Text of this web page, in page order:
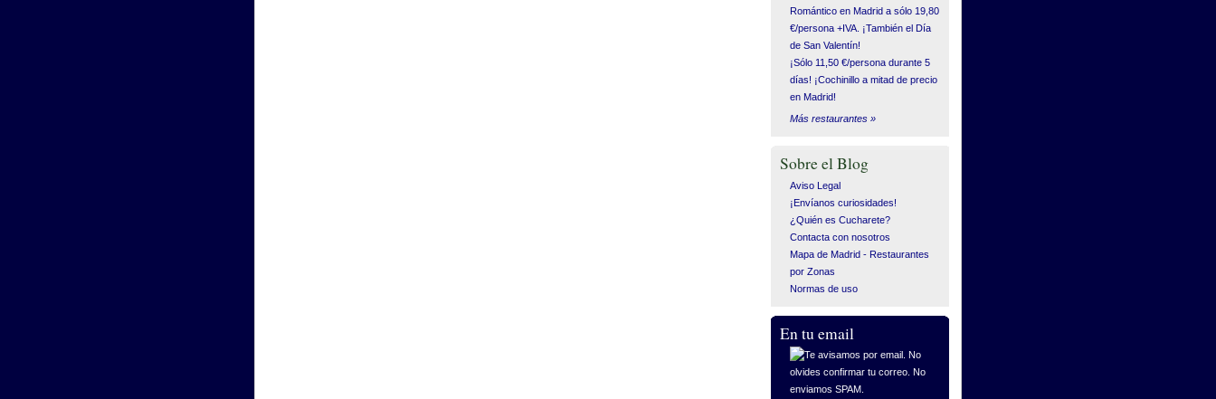
Romántico en Madrid a sólo 19,80
€/persona +IVA. ¡También el Día
de San Valentín!
¡Sólo 11,50 €/persona durante 5
días! ¡Cochinillo a mitad de precio
en Madrid!
Más restaurantes »
Sobre el Blog
Aviso Legal
¡Envíanos curiosidades!
¿Quién es Cucharete?
Contacta con nosotros
Mapa de Madrid - Restaurantes
por Zonas
Normas de uso
En tu email